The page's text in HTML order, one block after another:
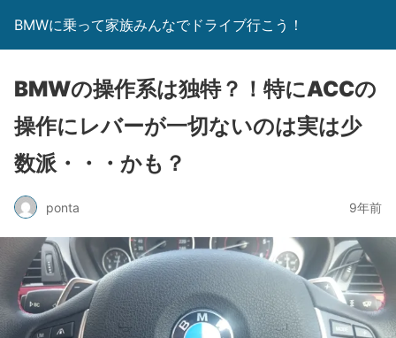
BMWに乗って家族みんなでドライブ行こう！
BMWの操作系は独特？！特にACCの
操作にレバーが一切ないのは実は少
数派・・・かも？
ponta 9年前